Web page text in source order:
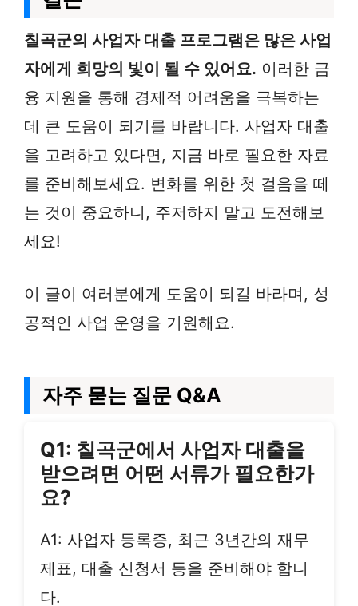
칠곡군의 사업자 대출 프로그램은 많은 사업
자에게 희망의 빛이 될 수 있어요. 이러한 금
융 지원을 통해 경제적 어려움을 극복하는
데 큰 도움이 되기를 바랍니다. 사업자 대출
을 고려하고 있다면, 지금 바로 필요한 자료
를 준비해보세요. 변화를 위한 첫 걸음을 떼
는 것이 중요하니, 주저하지 말고 도전해보
세요!
이 글이 여러분에게 도움이 되길 바라며, 성
공적인 사업 운영을 기원해요.
자주 묻는 질문 Q&A
Q1: 칠곡군에서 사업자 대출을
받으려면 어떤 서류가 필요한가
요?
A1: 사업자 등록증, 최근 3년간의 재무
제표, 대출 신청서 등을 준비해야 합니
다.